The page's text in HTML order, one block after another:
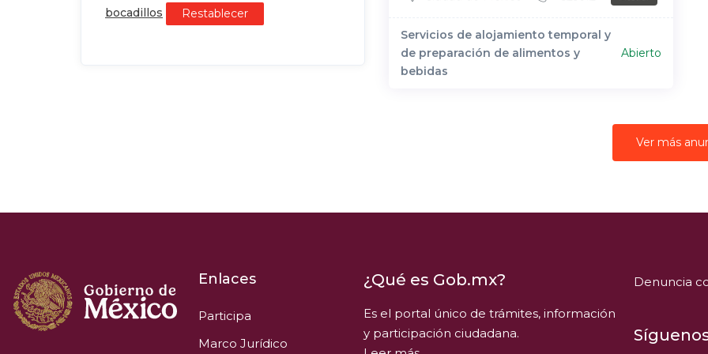
bocadillos
Restablecer
Servicios de alojamiento temporal y
de preparación de alimentos y
bebidas
Abierto
Ver más
Enlaces
Participa
Marco Jurídico
¿Qué es Gob.mx?
Es el portal único de trámites, información
y participación ciudadana.
Denuncia